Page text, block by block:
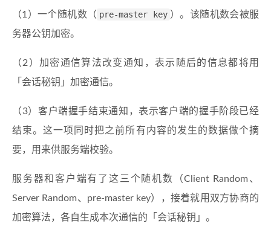
（1）一个随机数（ pre-master key ）。该随机数会被服
务器公钥加密。
（2）加密通信算法改变通知，表示随后的信息都将用
「会话秘钥」加密通信。
（3）客户端握手结束通知，表示客户端的握手阶段已经
结束。这一项同时把之前所有内容的发生的数据做个摘
要，用来供服务端校验。
服务器和客户端有了这三个随机数（Client Random、
Server Random、pre-master key），接着就用双方协商的
加密算法，各自生成本次通信的「会话秘钥」。